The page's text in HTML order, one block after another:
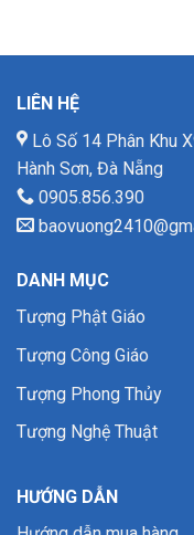
LIÊN HỆ
Lô Số 14 Phân Khu
Hành Sơn, Đà Nẵng
0905.856.390
DANH MỤC
Tượng Phật Giáo
Tượng Công Giáo
Tượng Phong Thủy
Tượng Nghệ Thuật
HƯỚNG DẪN